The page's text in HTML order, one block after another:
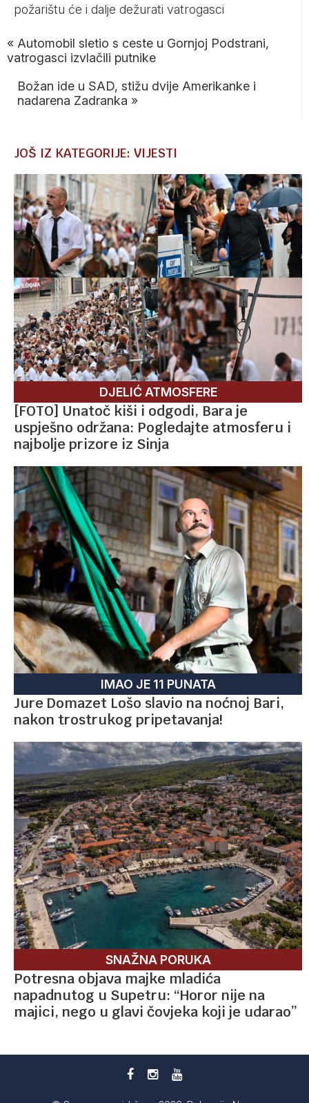
požarištu će i dalje dežurati vatrogasci
« Automobil sletio s ceste u Gornjoj Podstrani,
vatrogasci izvlačili putnike
Božan ide u SAD, stižu dvije Amerikanke i
nadarena Zadranka »
JOŠ IZ KATEGORIJE: VIJESTI
DJELIĆ ATMOSFERE
[FOTO] Unatoč kiši i odgodi, Bara je
uspješno održana: Pogledajte atmosferu i
najbolje prizore iz Sinja
IMAO JE 11 PUNATA
Jure Domazet Lošo slavio na noćnoj Bari,
nakon trostrukog pripetavanja!
SNAŽNA PORUKA
Potresna objava majke mladića
napadnutog u Supetru: “Horor nije na
majici, nego u glavi čovjeka koji je udarao”